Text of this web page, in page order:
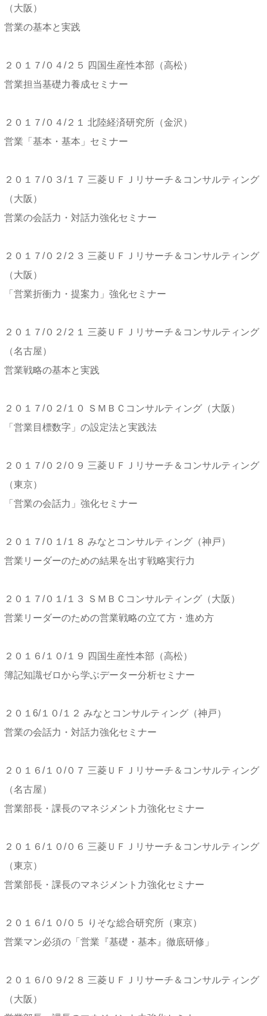
（大阪）
営業の基本と実践
２０１７/０４/２５ 四国生産性本部（高松）
営業担当基礎力養成セミナー
２０１７/０４/２１ 北陸経済研究所（金沢）
営業「基本・基本」セミナー
２０１７/０３/１７ 三菱ＵＦＪリサーチ＆コンサルティング
（大阪）
営業の会話力・対話力強化セミナー
２０１７/０２/２３ 三菱ＵＦＪリサーチ＆コンサルティング
（大阪）
「営業折衝力・提案力」強化セミナー
２０１７/０２/２１ 三菱ＵＦＪリサーチ＆コンサルティング
（名古屋）
営業戦略の基本と実践
２０１７/０２/１０ ＳＭＢＣコンサルティング（大阪）
「営業目標数字」の設定法と実践法
２０１７/０２/０９ 三菱ＵＦＪリサーチ＆コンサルティング
（東京）
「営業の会話力」強化セミナー
２０１７/０１/１８ みなとコンサルティング（神戸）
営業リーダーのための結果を出す戦略実行力
２０１７/０１/１３ ＳＭＢＣコンサルティング（大阪）
営業リーダーのための営業戦略の立て方・進め方
２０１６/１０/１９ 四国生産性本部（高松）
簿記知識ゼロから学ぶデーター分析セミナー
２０１6/１０/１２ みなとコンサルティング（神戸）
営業の会話力・対話力強化セミナー
２０１６/１０/０７ 三菱ＵＦＪリサーチ＆コンサルティング
（名古屋）
営業部長・課長のマネジメント力強化セミナー
２０１６/１０/０６ 三菱ＵＦＪリサーチ＆コンサルティング
（東京）
営業部長・課長のマネジメント力強化セミナー
２０１６/１０/０５ りそな総合研究所（東京）
営業マン必須の「営業『基礎・基本』徹底研修」
２０１６/０９/２８ 三菱ＵＦＪリサーチ＆コンサルティング
（大阪）